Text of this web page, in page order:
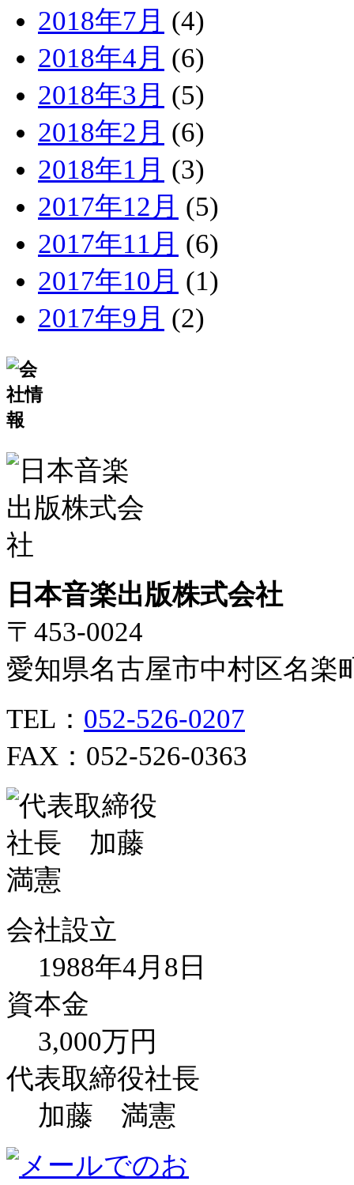
2018年7月 (4)
2018年4月 (6)
2018年3月 (5)
2018年2月 (6)
2018年1月 (3)
2017年12月 (5)
2017年11月 (6)
2017年10月 (1)
2017年9月 (2)
日本音楽出版株式会社
〒453-0024
愛知県名古屋市中村区名楽
TEL： 052-526-0207
FAX：052-526-0363
会社設立
1988年4月8日
資本金
3,000万円
代表取締役社長
加藤 満憲